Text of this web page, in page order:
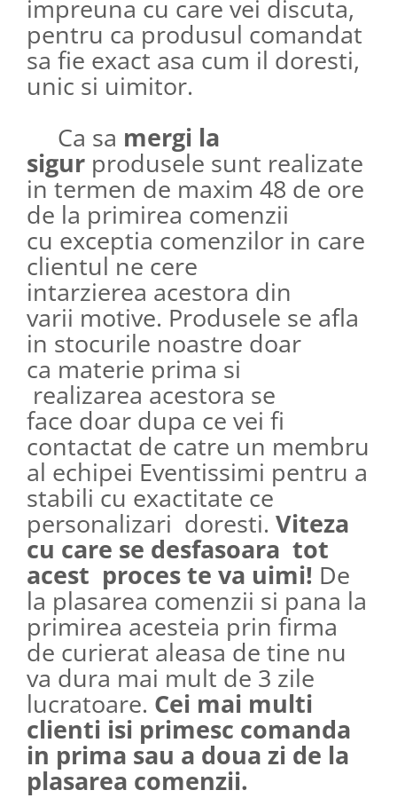
impreuna cu care vei discuta,
pentru ca produsul comandat
sa fie exact asa cum il doresti,
unic si uimitor.​​​​​​
Ca sa mergi la
sigur produsele sunt realizate
in termen de maxim 48 de ore
de la primirea comenzii
cu exceptia comenzilor in care
clientul ne cere
intarzierea acestora din
varii motive. Produsele se afla
in stocurile noastre doar
ca materie prima si
realizarea acestora se
face doar dupa ce vei fi
contactat de catre un membru
al echipei Eventissimi pentru a
stabili cu exactitate ce
personalizari doresti. Viteza
cu care se desfasoara tot
acest proces te va uimi! De
la plasarea comenzii si pana la
primirea acesteia prin firma
de curierat aleasa de tine nu
va dura mai mult de 3 zile
lucratoare. Cei mai multi
clienti isi primesc comanda
in prima sau a doua zi de la
plasarea comenzii.